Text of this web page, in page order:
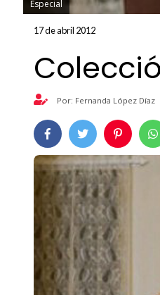
Especial
17 de abril 2012
Por: Fernanda López Díaz